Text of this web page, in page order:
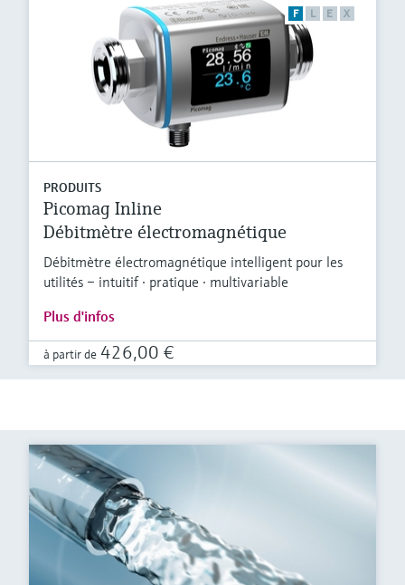
F L E X
PRODUITS
Picomag Inline
Débitmètre électromagnétique
Débitmètre électromagnétique intelligent pour les
utilités – intuitif · pratique · multivariable
Plus d'infos
à partir de 426,00 €